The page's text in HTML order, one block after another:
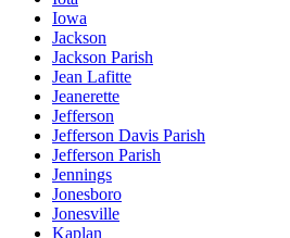
Iowa
Jackson
Jackson Parish
Jean Lafitte
Jeanerette
Jefferson
Jefferson Davis Parish
Jefferson Parish
Jennings
Jonesboro
Jonesville
Kaplan